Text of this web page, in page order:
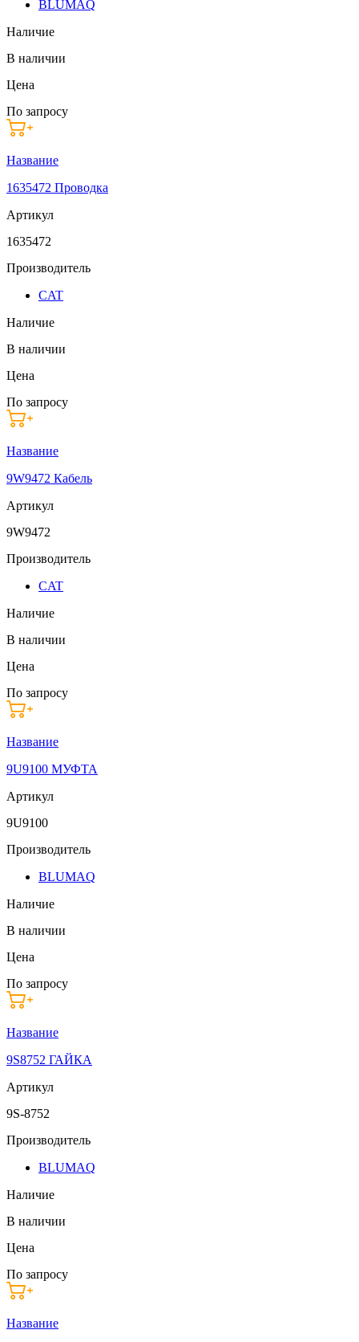
BLUMAQ
Наличие
В наличии
Цена
По запросу
Название
1635472 Проводка
Артикул
1635472
Производитель
CAT
Наличие
В наличии
Цена
По запросу
Название
9W9472 Кабель
Артикул
9W9472
Производитель
CAT
Наличие
В наличии
Цена
По запросу
Название
9U9100 МУФТА
Артикул
9U9100
Производитель
BLUMAQ
Наличие
В наличии
Цена
По запросу
Название
9S8752 ГАЙКА
Артикул
9S-8752
Производитель
BLUMAQ
Наличие
В наличии
Цена
По запросу
Название